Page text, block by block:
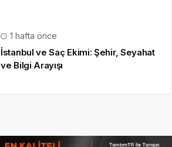
1 hafta önce
İstanbul ve Saç Ekimi: Şehir, Seyahat
ve Bilgi Arayışı